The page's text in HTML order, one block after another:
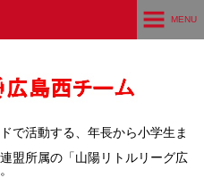
で活動する、年長から小学生ま
盟所属の「山陽リトルリーグ広
MENU